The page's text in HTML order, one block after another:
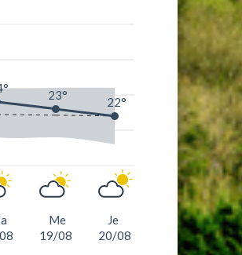
Me
19/08
Je
20/08
23° 22°